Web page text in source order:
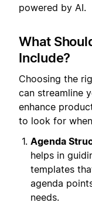
powered by AI.
What
Include?
Choosing the
can streamline
enhance
to look for
Agenda
helps in
templates
agenda
needs.